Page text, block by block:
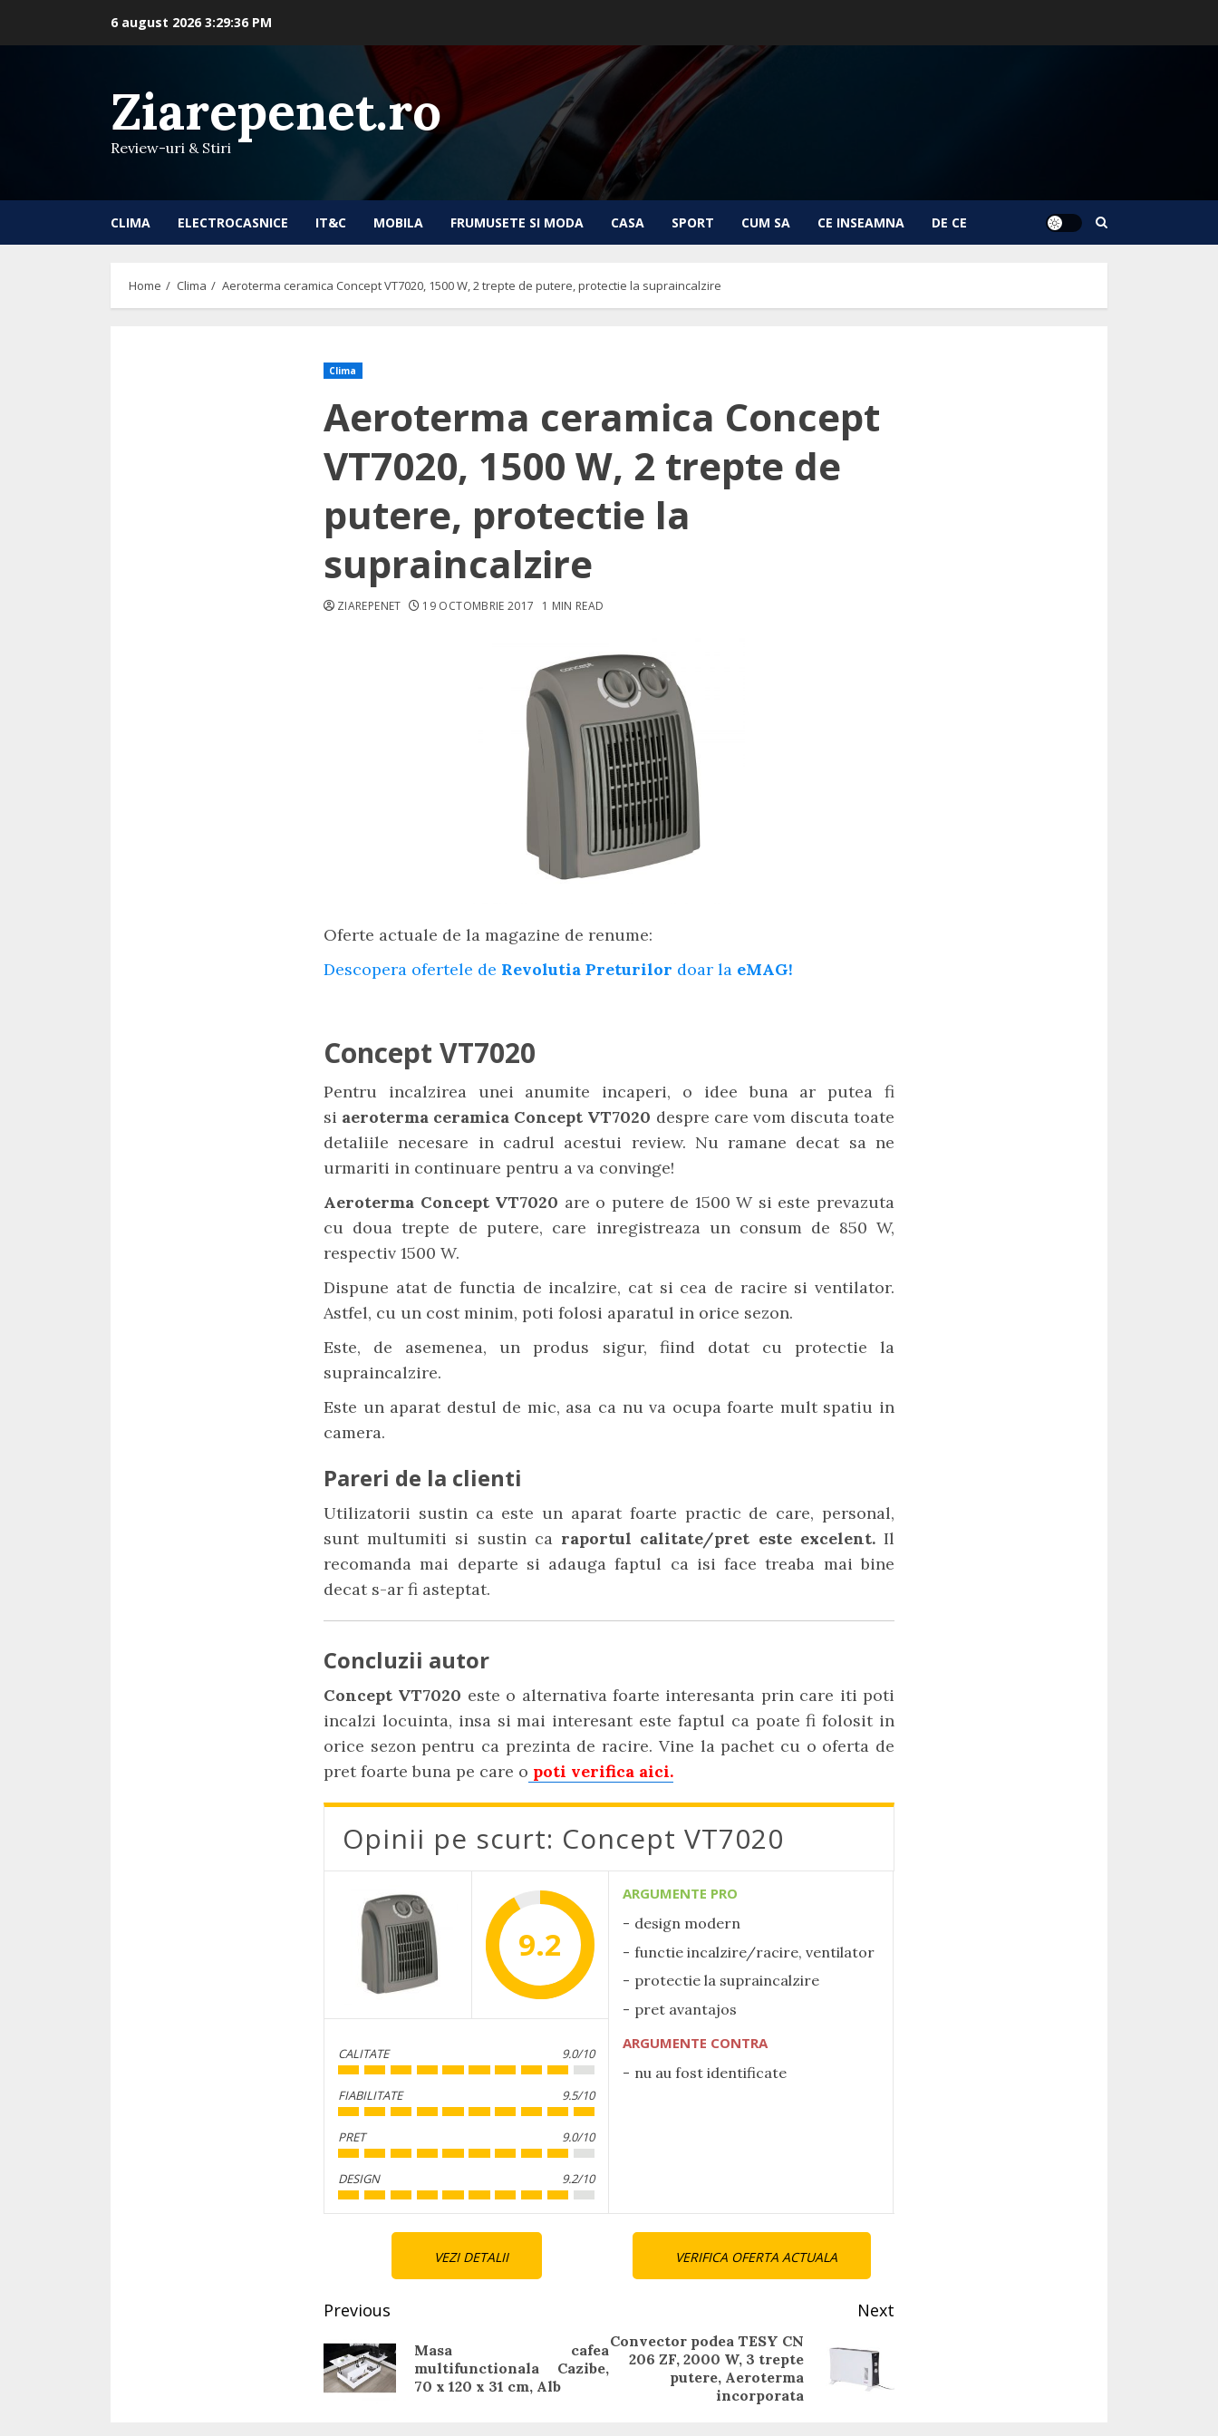
6 august 2026 3:29:37 PM
Ziarepenet.ro
Review-uri & Stiri
CLIMA ELECTROCASNICE IT&C MOBILA FRUMUSETE SI MODA CASA SPORT CUM SA CE INSEAMNA DE CE
Home Clima Aeroterma ceramica Concept VT7020, 1500 W, 2 trepte de putere, protectie la supraincalzire
Clima
Aeroterma ceramica Concept
VT7020, 1500 W, 2 trepte de
putere, protectie la
supraincalzire
ZIAREPENET 19 OCTOMBRIE 2017 1 MIN READ
Oferte actuale de la magazine de renume:
Descopera ofertele de Revolutia Preturilor doar la eMAG!
Concept VT7020
Pentru incalzirea unei anumite incaperi, o idee buna ar putea fi
si aeroterma ceramica Concept VT7020 despre care vom discuta toate
detaliile necesare in cadrul acestui review. Nu ramane decat sa ne
urmariti in continuare pentru a va convinge!
Aeroterma Concept VT7020 are o putere de 1500 W si este prevazuta
cu doua trepte de putere, care inregistreaza un consum de 850 W,
respectiv 1500 W.
Dispune atat de functia de incalzire, cat si cea de racire si ventilator.
Astfel, cu un cost minim, poti folosi aparatul in orice sezon.
Este, de asemenea, un produs sigur, fiind dotat cu protectie la
supraincalzire.
Este un aparat destul de mic, asa ca nu va ocupa foarte mult spatiu in
camera.
Pareri de la clienti
Utilizatorii sustin ca este un aparat foarte practic de care, personal,
sunt multumiti si sustin ca raportul calitate/pret este excelent.Il
recomanda mai departe si adauga faptul ca isi face treaba mai bine
decat s-ar fi asteptat.
Concluzii autor
Concept VT7020 este o alternativa foarte interesanta prin care iti poti
incalzi locuinta, insa si mai interesant este faptul ca poate fi folosit in
orice sezon pentru ca prezinta de racire. Vine la pachet cu o oferta de
pret foarte buna pe care o poti verifica aici.
Opinii pe scurt: Concept VT7020
9.2
CALITATE 9.0/10
FIABILITATE 9.5/10
PRET 9.0/10
DESIGN 9.2/10
ARGUMENTE PRO
design modern
functie incalzire/racire, ventilator
protectie la supraincalzire
pret avantajos
ARGUMENTE CONTRA
nu au fost identificate
VEZI DETALII VERIFICA OFERTA ACTUALA
Continue
Reading
Previous
Previous
Masa cafea
multifunctionala Cazibe,
70 x 120 x 31 cm, Alb
Next
Next
Convector podea TESY CN
206 ZF, 2000 W, 3 trepte
putere, Aeroterma
incorporata